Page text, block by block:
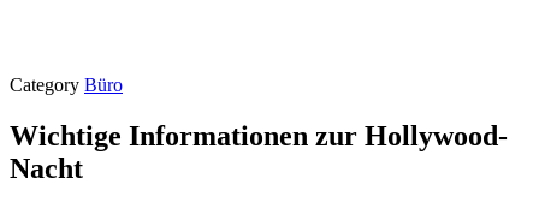
Category Büro
Wichtige Informationen zur Hollywood-
Nacht